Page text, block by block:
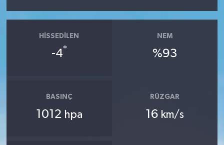
HISSEDILEN
-4°
NEM
%93
BASINÇ
1012 hpa
RÜZGAR
16 km/s